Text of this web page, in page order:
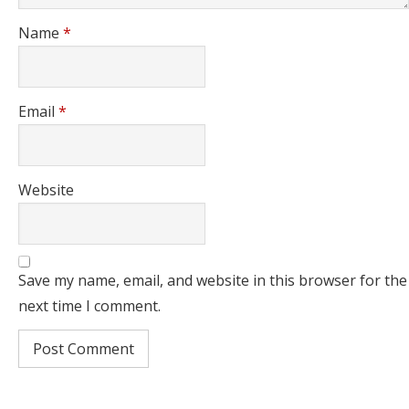
Name *
Email *
Website
Save my name, email, and website in this browser for the
next time I comment.